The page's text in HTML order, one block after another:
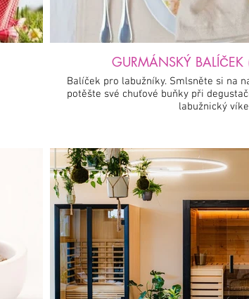
GURMÁNSKÝ
Balíček pro labužníky. Smlsněte si na
potěšte své chuťové buňky při
labužnický